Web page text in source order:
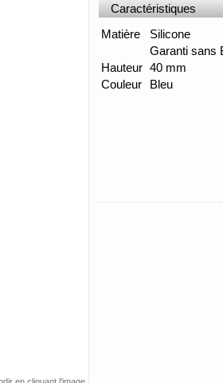
Caractéristiques
Matière
Silicone
Garanti sans
Hauteur 40 mm
Couleur
Bleu